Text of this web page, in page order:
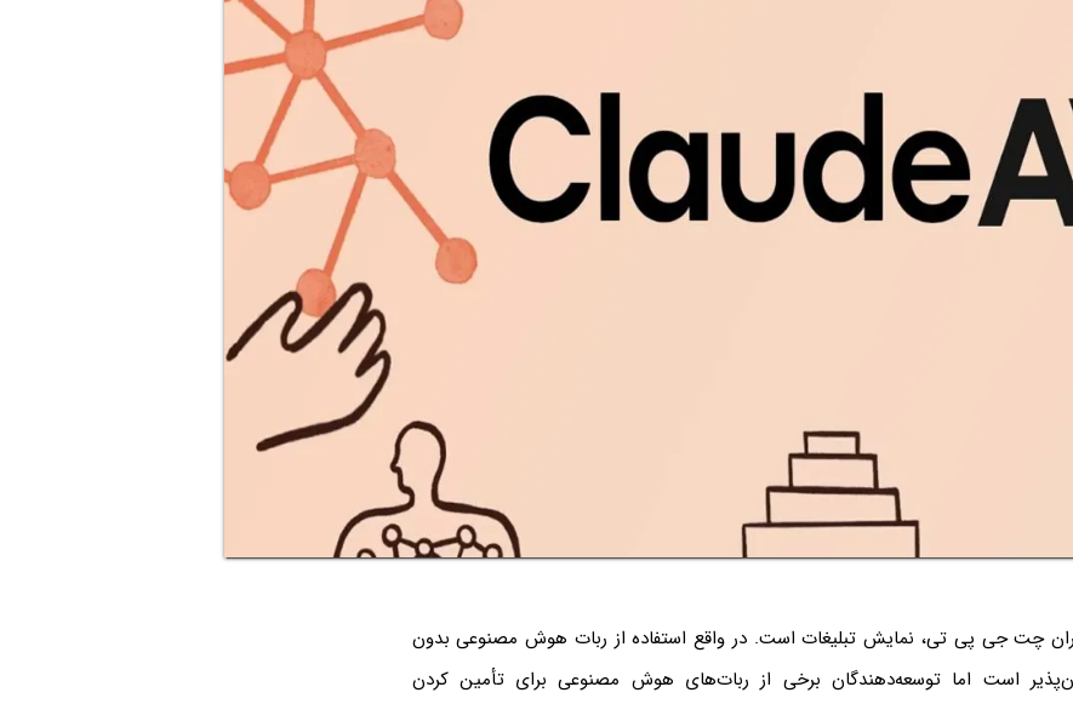
چت جی پی تی، نمایش تبلیغات است. در واقع استفاده از ربات هوش مصنوعی بدون
است اما توسعه‌دهندگان برخی از ربات‌های هوش مصنوعی برای تأمین کردن